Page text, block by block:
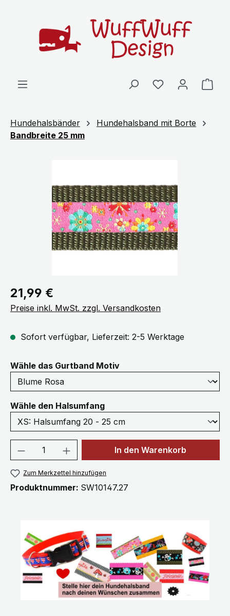
Hundehalsbänder
Hundehalsband mit Borte
Bandbreite 25 mm
Regulärer Preis:
21,99 €
Preise inkl. MwSt. zzgl. Versandkosten
Sofort verfügbar, Lieferzeit: 2-5 Werktage
Wähle das Gurtband Motivauswählen
Wähle den Halsumfangauswählen
Produkt Anzahl: Gib denIn den Warenkorb
Zum Merkzettel hinzufügen
Produktnummer: SW10147.27